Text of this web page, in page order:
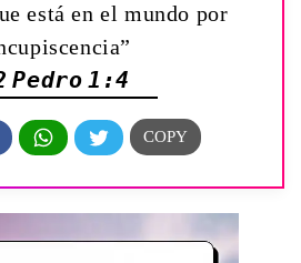
está en el mundo por
Pedro 1:4